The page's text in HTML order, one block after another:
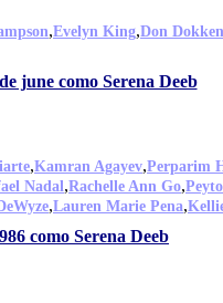
,Evelyn King,Don Dokken
june como Serena Deeb
,Kamran Agayev,Perparim
Nadal,Rachelle Ann Go,
,Lauren Marie Pena,
como Serena Deeb